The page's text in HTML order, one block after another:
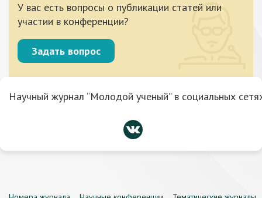
У вас есть вопросы о публикации статей или
участии в конференции?
Задать вопрос
Научный журнал “Молодой ученый” в социальных